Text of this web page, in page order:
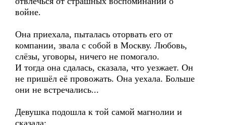
войне.
Она приехала, пыталась оторвать его от
компании, звала с собой в Москву. Любовь,
слёзы, уговоры, ничего не помогало.
И тогда она сдалась, сказала, что уезжает. Он
не пришёл её провожать. Она уехала. Больше
они не встречались...
Девушка подошла к той самой магнолии и
сказала: